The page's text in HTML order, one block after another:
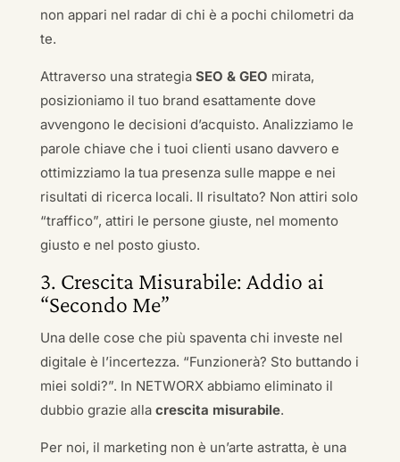
non appari nel radar di chi è a pochi chilometri da
te.
Attraverso una strategia SEO & GEO mirata,
posizioniamo il tuo brand esattamente dove
avvengono le decisioni d’acquisto. Analizziamo le
parole chiave che i tuoi clienti usano davvero e
ottimizziamo la tua presenza sulle mappe e nei
risultati di ricerca locali. Il risultato? Non attiri solo
“traffico”, attiri le persone giuste, nel momento
giusto e nel posto giusto.
3. Crescita Misurabile: Addio ai
“Secondo Me”
Una delle cose che più spaventa chi investe nel
digitale è l’incertezza. “Funzionerà? Sto buttando i
miei soldi?”. In NETWORX abbiamo eliminato il
dubbio grazie alla crescita misurabile.
Per noi, il marketing non è un’arte astratta, è una